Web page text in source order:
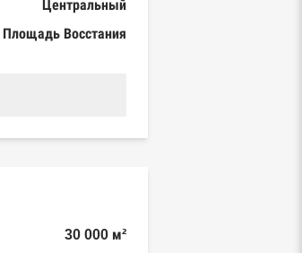
Центральный
Площадь Восстания
30 000 м²